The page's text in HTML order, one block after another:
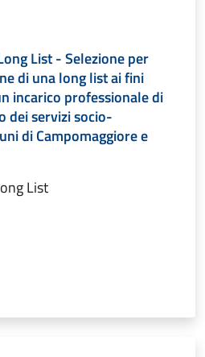
List - Selezione per
di una long list ai fini
incarico professionale di
dei servizi socio-
di Campomaggiore e
List